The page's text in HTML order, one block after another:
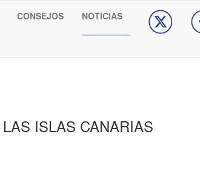
CONSEJOS NOTICIAS
ISLAS CANARIAS